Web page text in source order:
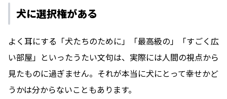
犬に選択権がある
よく耳にする「犬たちのために」「最高級の」「すごく広
い部屋」といったうたい文句は、実際には人間の視点から
見たものに過ぎません。それが本当に犬にとって幸せかど
うかは分からないこともあります。